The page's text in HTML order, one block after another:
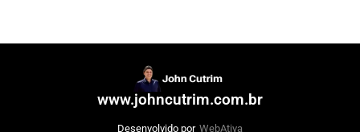
www.johncutrim.com.br
Desenvolvido por WebAtiva